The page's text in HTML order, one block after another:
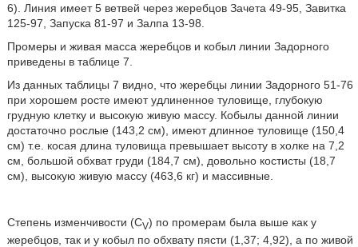
6). Линия имеет 5 ветвей через жеребцов Зачета 49-95, Завитка
125-97, Запуска 81-97 и Залпа 13-98.
Промеры и живая масса жеребцов и кобыл линии Задорного
приведены в таблице 7.
Из данных таблицы 7 видно, что жеребцы линии Задорного 51-76
при хорошем росте имеют удлиненное туловище, глубокую
грудную клетку и высокую живую массу. Кобылы данной линии
достаточно рослые (143,2 см), имеют длинное туловище (150,4
см) т.е. косая длина туловища превышает высоту в холке на 7,2
см, большой обхват груди (184,7 см), довольно костисты (18,7
см), высокую живую массу (463,6 кг) и массивные.
Степень изменчивости (CV) по промерам была выше как у
жеребцов, так и у кобыл по обхвату пясти (1,37; 4,92), а по живой